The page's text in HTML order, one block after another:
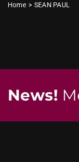
Home SEAN PAUL
News!